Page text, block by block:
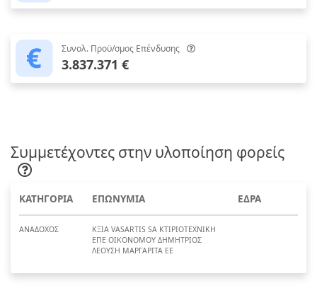
Συνολ. Προϋ/σμος Επένδυσης
3.837.371 €
Συμμετέχοντες στην υλοποίηση φορείς
ΚΑΤΗΓΟΡΙΑ ΕΠΩΝΥΜΙΑ ΕΔΡΑ
ΑΝΑΔΟΧΟΣ
ΚΞΙΑ VASARTIS SA ΚΤΙΡΙΟΤΕΧΝΙΚΗ
ΕΠΕ ΟΙΚΟΝΟΜΟΥ ΔΗΜΗΤΡΙΟΣ
ΛΕΟΥΣΗ ΜΑΡΓΑΡΙΤΑ ΕΕ